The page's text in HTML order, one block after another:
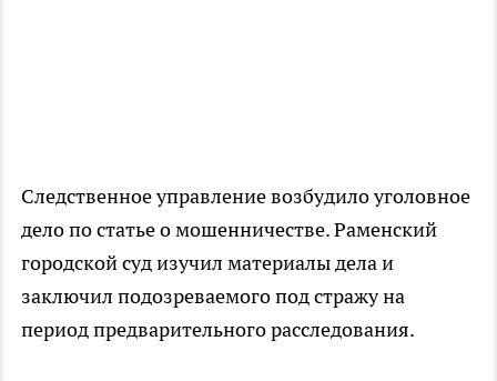
Следственное управление возбудило уголовное
дело по статье о мошенничестве. Раменский
городской суд изучил материалы дела и
заключил подозреваемого под стражу на
период предварительного расследования.